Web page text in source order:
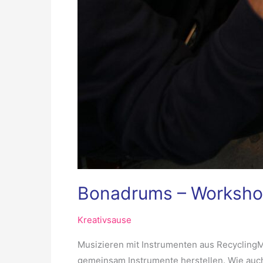
Bonadrums –
Kreativsause
Musizieren mit Instrumenten aus
gemeinsam Instrumente herstellen. Wie